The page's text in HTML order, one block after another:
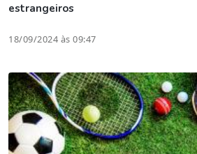
estrangeiros
18/09/2024 às 09:47